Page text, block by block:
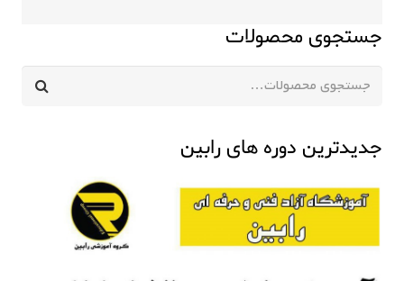
جستجوی محصولات
جدیدترین دوره های رابین